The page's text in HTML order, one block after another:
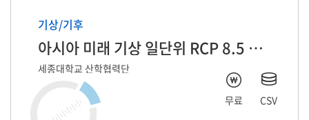
기상/기후
아시아 미래 기상 일단위 RCP 8.5 자료
세종대학교 산학협력단
무료 CSV